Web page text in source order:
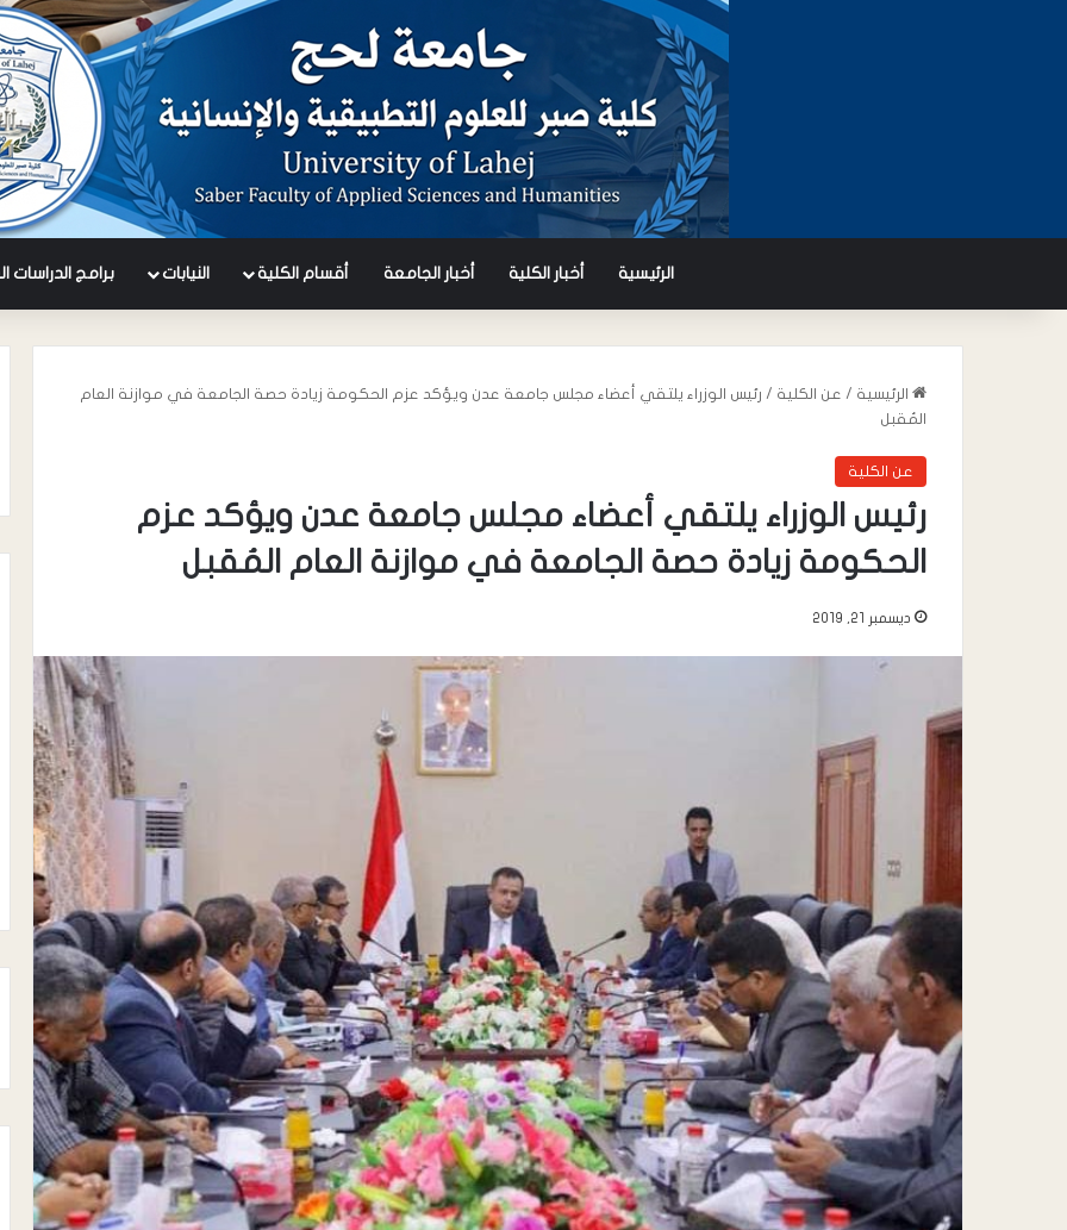
الرئيسية أخبار الكلية أخبار الجامعة أقسام الكلية النيابات برامج الدراسات
الرئيسية / عن الكلية / رئيس الوزراء يلتقي أعضاء مجلس جامعة عدن ويؤكد عزم الحكومة زيادة حصة الجامعة في موازنة العام
المُقبل
عن الكلية
رئيس الوزراء يلتقي أعضاء مجلس جامعة عدن ويؤكد عزم
الحكومة زيادة حصة الجامعة في موازنة العام المُقبل
ديسمبر 21, 2019
نتائج
نتائج